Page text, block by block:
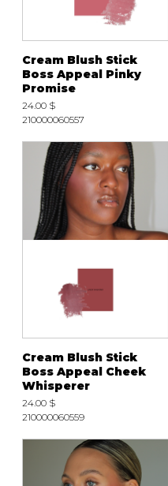
Cream Blush Stick
Boss Appeal Pinky
Promise
24.00 $
210000060557
Cream Blush Stick
Boss Appeal Cheek
Whisperer
24.00 $
210000060559